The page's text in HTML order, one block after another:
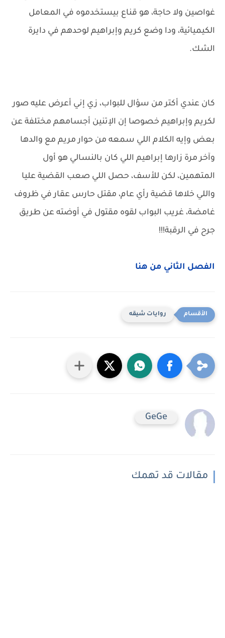
غواصين ولا حاجة، هو قناع بيستخدموه في المعامل
الكيميائية، ودا وضع كريم وإبراهيم لوحدهم في دايرة
الشك.
كان عندي أكتر من سؤال للبواب، زي إني أعرض عليه صور
لكريم وإبراهيم خصوصا إن الإتنين أجسامهم مختلفة عن
بعض وإيه الكلام اللي سمعه من حوار مريم مع والدها
وآخر مرة زارها إبراهيم اللي كان بالنسالي هو أول
المتهمين، لكن للأسف، حصل اللي صعب القضية عليا
واللي خلاها قضية رأي عام، مقتل حارس عقار في ظروف
غامضة، غريب البواب لقوه مقتول في أوضته عن طريق
جرح في الرقبة!!!
الفصل الثاني من هنا
روايات شيقه
GeGe
مقالات قد تهمك